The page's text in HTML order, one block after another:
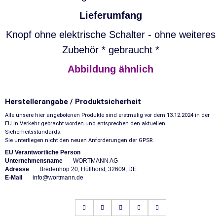
Lieferumfang
Knopf ohne elektrische Schalter - ohne weiteres
Zubehör * gebraucht *
Abbildung ähnlich
Herstellerangabe / Produktsicherheit
Alle unsere hier angebotenen Produkte sind erstmalig vor dem 13.12.2024 in der
EU in Verkehr gebracht worden und entsprechen den aktuellen
Sicherheitsstandards.
Sie unterliegen nicht den neuen Anforderungen der GPSR.
EU Verantwortliche Person
Unternehmensname WORTMANN AG
Adresse Bredenhop 20, Hüllhorst, 32609, DE
E-Mail info@wortmann.de